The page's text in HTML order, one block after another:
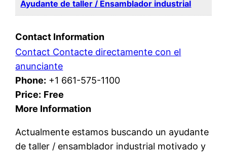
Ayudante de taller / Ensamblador industrial
Contact Information
Contact Contacte directamente con el
anunciante
Phone: +1 661-575-1100
Price: Free
More Information
Actualmente estamos buscando un ayudante
de taller / ensamblador industrial motivado y